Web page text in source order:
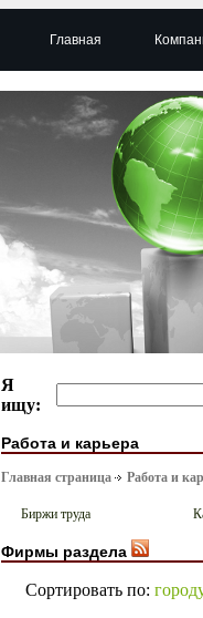
Главная
Я
ищу:
Работа и карьера
Главная страница Работа и
Биржи труда
Фирмы раздела
Сортировать по: